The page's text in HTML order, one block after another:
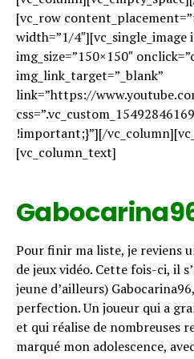
[vc_row
width=”1/4″][vc_single_image
img_size=”150×150″
img_link_target=”_blank”
link=”https://
!important;}”][/
[vc_column_text]
Pour finir ma liste, je reviens
de jeux vidéo. Cette fois-ci, il
jeune d’ailleurs)
perfection. Un joueur qui a
et qui réalise de nombreuses
marqué mon adolescence,